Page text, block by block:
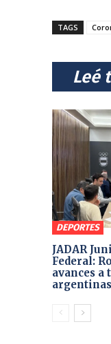
TAGS
⠀Leé
DEPORTES
JADAR
Federal:
avances a
argentinas